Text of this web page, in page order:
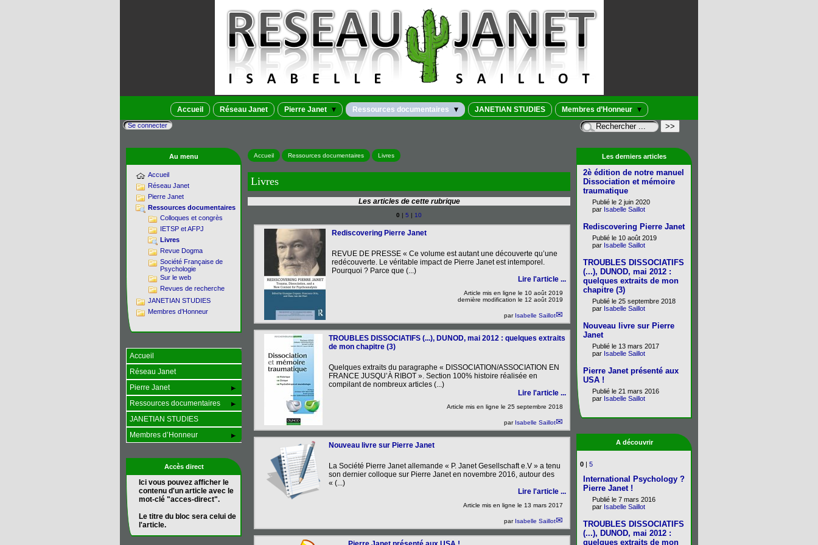
Accueil Réseau Janet Pierre Janet Ressources documentaires JANETIAN STUDIES Membres d’Honneur
Se connecter
Accueil Ressources documentaires Livres
Livres
Les articles de cette rubrique
0 | 5 | 10
Rediscovering Pierre Janet
REVUE DE PRESSE « Ce volume est autant une découverte qu’une
redécouverte. Le véritable impact de Pierre Janet est intemporel.
Pourquoi ? Parce que (...)
Lire l'article ...
Article mis en ligne le 10 août 2019
dernière modification le 12 août 2019
par Isabelle Saillot
TROUBLES DISSOCIATIFS (...), DUNOD, mai 2012 : quelques extraits
de mon chapitre (3)
Quelques extraits du paragraphe « DISSOCIATION/ASSOCIATION EN
FRANCE JUSQU’À RIBOT ». Section 100% histoire réalisée en
compilant de nombreux articles (...)
Lire l'article ...
Article mis en ligne le 25 septembre 2018
par Isabelle Saillot
Nouveau livre sur Pierre Janet
La Société Pierre Janet allemande « P. Janet Gesellschaft e.V » a tenu
son dernier colloque sur Pierre Janet en novembre 2016, autour des
« (...)
Lire l'article ...
Article mis en ligne le 13 mars 2017
par Isabelle Saillot
Au menu
Accueil
Réseau Janet
Pierre Janet
Ressources documentaires
Colloques et congrès
IETSP et AFPJ
Livres
Revue Dogma
Société Française de
Psychologie
Sur le web
Revues de recherche
JANETIAN STUDIES
Membres d’Honneur
Accueil
Réseau Janet
Pierre Janet
Ressources documentaires
JANETIAN STUDIES
Membres d’Honneur
Accès direct
Ici vous pouvez afficher le
contenu d'un article avec le
mot-clé "acces-direct".
Le titre du bloc sera celui de
l'article.
Les derniers articles
2è édition de notre manuel
Dissociation et mémoire
traumatique
Publié le 2 juin 2020
par Isabelle Saillot
Rediscovering Pierre Janet
Publié le 10 août 2019
par Isabelle Saillot
TROUBLES DISSOCIATIFS
(...), DUNOD, mai 2012 :
quelques extraits de mon
chapitre (3)
Publié le 25 septembre 2018
par Isabelle Saillot
Nouveau livre sur Pierre
Janet
Publié le 13 mars 2017
par Isabelle Saillot
Pierre Janet présenté aux
USA !
Publié le 21 mars 2016
par Isabelle Saillot
A découvrir
0 | 5
International Psychology ?
Pierre Janet !
Publié le 7 mars 2016
par Isabelle Saillot
TROUBLES DISSOCIATIFS
(...), DUNOD, mai 2012 :
quelques extraits de mon